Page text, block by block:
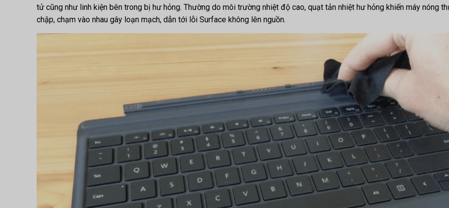
tử cũng như linh kiện bên trong bị hư hỏng. Thường do môi trường nhiệt độ cao, quạt tản nhiệt hư hỏng khiến máy nóng
chập, chạm vào nhau gây loạn mạch, dẫn tới lỗi Surface không lên nguồn.